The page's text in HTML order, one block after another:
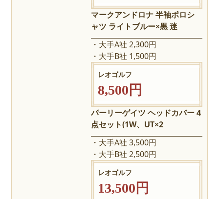
マークアンドロナ 半袖ポロシ
ャツ ライトブルー×黒 迷
大手A社 2,300円
大手B社 1,500円
レオゴルフ
8,500円
パーリーゲイツ ヘッドカバー 4
点セット(1W、UT×2
大手A社 3,500円
大手B社 2,500円
レオゴルフ
13,500円